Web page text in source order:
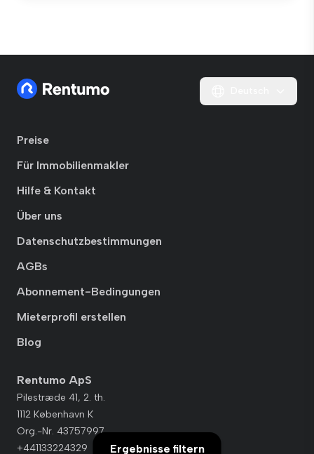
Ergebnisse filtern
Preise
Für Immobilienmakler
Hilfe & Kontakt
Über uns
Datenschutzbestimmungen
AGBs
Abonnement-Bedingungen
Mieterprofil erstellen
Blog
Rentumo ApS
Pilestræde 41, 2. th.
1112 København K
Org.-Nr. 43757997
+441133224329